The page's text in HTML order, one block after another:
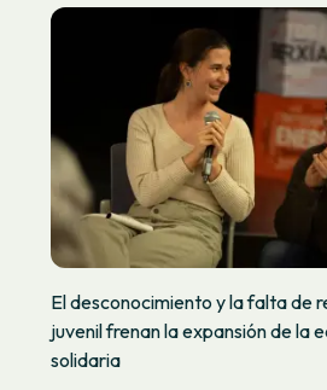
El desconocimiento y la falta de
juvenil frenan la expansión de la
solidaria